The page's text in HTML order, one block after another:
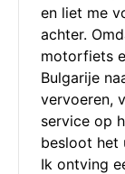
en liet me
achter.
motorfiets
Bulgarije
vervoeren,
service op
besloot het
Ik ontving